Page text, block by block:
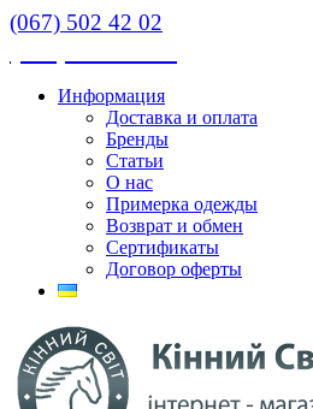
(067) 502 42 02
Информация
Доставка и оплата
Бренды
Статьи
О нас
Примерка одежды
Возврат и обмен
Сертификаты
Договор оферты